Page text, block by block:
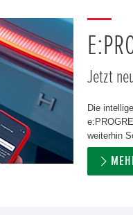
Jetzt
Die
weiterhin